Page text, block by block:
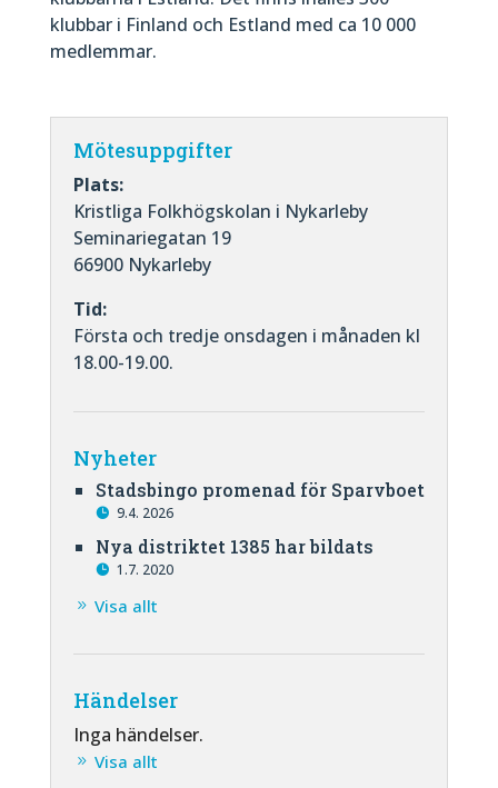
klubbar i Finland och Estland med ca 10 000
medlemmar.
Mötesuppgifter
Plats:
Kristliga Folkhögskolan i Nykarleby
Seminariegatan 19
66900 Nykarleby
Tid:
Första och tredje onsdagen i månaden kl
18.00-19.00.
Nyheter
Stadsbingo promenad för Sparvboet
9.4. 2026
Nya distriktet 1385 har bildats
1.7. 2020
Visa allt
Händelser
Inga händelser.
Visa allt